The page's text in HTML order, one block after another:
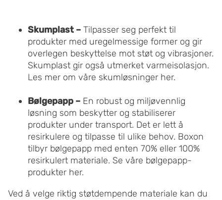
Skumplast – Tilpasser seg perfekt til
produkter med uregelmessige former og gir
overlegen beskyttelse mot støt og vibrasjoner.
Skumplast gir også utmerket varmeisolasjon.
Les mer om våre skumløsninger her.
Bølgepapp – En robust og miljøvennlig
løsning som beskytter og stabiliserer
produkter under transport. Det er lett å
resirkulere og tilpasse til ulike behov. Boxon
tilbyr bølgepapp med enten 70% eller 100%
resirkulert materiale. Se våre bølgepapp-
produkter her.
Ved å velge riktig støtdempende materiale kan du